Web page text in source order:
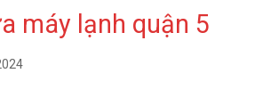
máy lạnh quận 5